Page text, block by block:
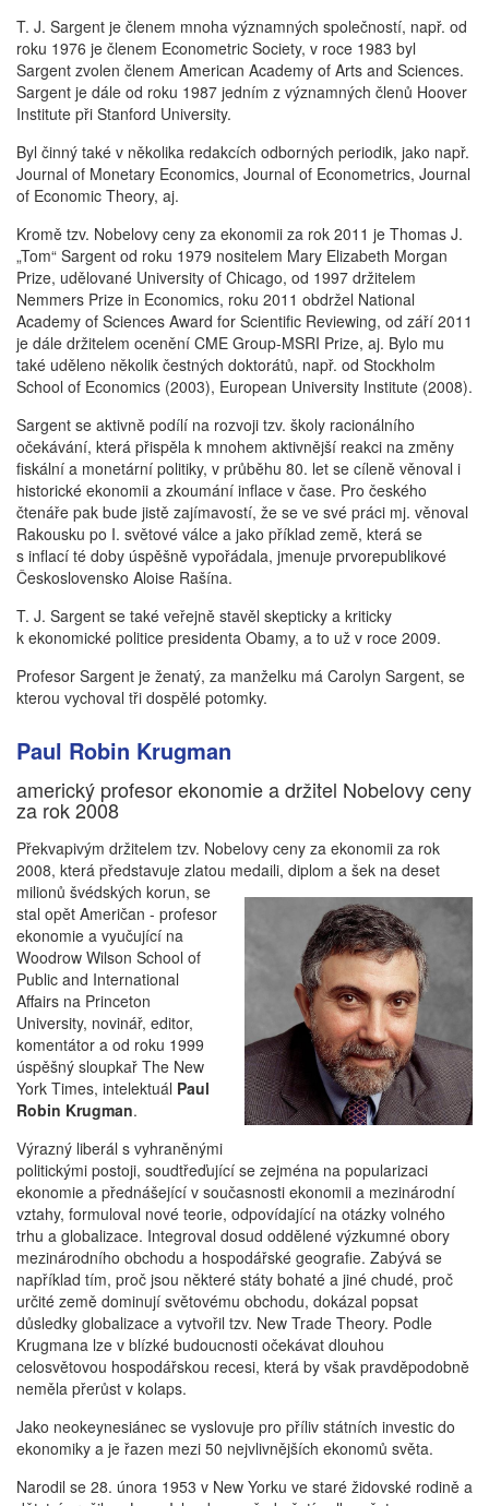
T. J. Sargent je členem mnoha významných společností, např. od
roku 1976 je členem Econometric Society, v roce 1983 byl
Sargent zvolen členem American Academy of Arts and Sciences.
Sargent je dále od roku 1987 jedním z významných členů Hoover
Institute při Stanford University.
Byl činný také v několika redakcích odborných periodik, jako např.
Journal of Monetary Economics, Journal of Econometrics, Journal
of Economic Theory, aj.
Kromě tzv. Nobelovy ceny za ekonomii za rok 2011 je Thomas J.
„Tom“ Sargent od roku 1979 nositelem Mary Elizabeth Morgan
Prize, udělované University of Chicago, od 1997 držitelem
Nemmers Prize in Economics, roku 2011 obdržel National
Academy of Sciences Award for Scientific Reviewing, od září 2011
je dále držitelem ocenění CME Group-MSRI Prize, aj. Bylo mu
také uděleno několik čestných doktorátů, např. od Stockholm
School of Economics (2003), European University Institute (2008).
Sargent se aktivně podílí na rozvoji tzv. školy racionálního
očekávání, která přispěla k mnohem aktivnější reakci na změny
fiskální a monetární politiky, v průběhu 80. let se cíleně věnoval i
historické ekonomii a zkoumání inflace v čase. Pro českého
čtenáře pak bude jistě zajímavostí, že se ve své práci mj. věnoval
Rakousku po I. světové válce a jako příklad země, která se
s inflací té doby úspěšně vypořádala, jmenuje prvorepublikové
Československo Aloise Rašína.
T. J. Sargent se také veřejně stavěl skepticky a kriticky
k ekonomické politice presidenta Obamy, a to už v roce 2009.
Profesor Sargent je ženatý, za manželku má Carolyn Sargent, se
kterou vychoval tři dospělé potomky.
Paul Robin Krugman
americký profesor ekonomie a držitel Nobelovy ceny
za rok 2008
Překvapivým držitelem tzv. Nobelovy ceny za ekonomii za rok
2008, která představuje zlatou medaili, diplom a šek na deset
milionů švédských korun, se
stal opět Američan - profesor
ekonomie a vyučující na
Woodrow Wilson School of
Public and International
Affairs na Princeton
University, novinář, editor,
komentátor a od roku 1999
úspěšný sloupkař The New
York Times, intelektuál Paul
Robin Krugman.
Výrazný liberál s vyhraněnými
politickými postoji, soudtřeďující se zejména na popularizaci
ekonomie a přednášející v současnosti ekonomii a mezinárodní
vztahy, formuloval nové teorie, odpovídající na otázky volného
trhu a globalizace. Integroval dosud oddělené výzkumné obory
mezinárodního obchodu a hospodářské geografie. Zabývá se
například tím, proč jsou některé státy bohaté a jiné chudé, proč
určité země dominují světovému obchodu, dokázal popsat
důsledky globalizace a vytvořil tzv. New Trade Theory. Podle
Krugmana lze v blízké budoucnosti očekávat dlouhou
celosvětovou hospodářskou recesi, která by však pravděpodobně
neměla přerůst v kolaps.
Jako neokeynesiánec se vyslovuje pro příliv státních investic do
ekonomiky a je řazen mezi 50 nejvlivnějších ekonomů světa.
Narodil se 28. února 1953 v New Yorku ve staré židovské rodině a